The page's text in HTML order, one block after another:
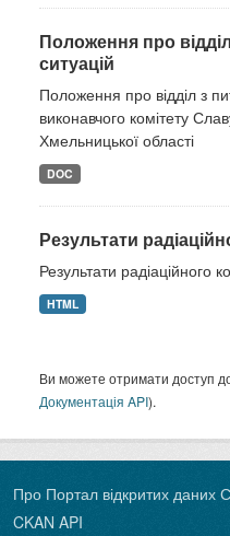
Положення про
ситуацій
Положення про відділ з
виконавчого комітету
Хмельницької області
DOC
Результати
Результати радіаційного
HTML
Ви можете отримати доступ
Документація API).
Про Портал відкритих даних
CKAN API